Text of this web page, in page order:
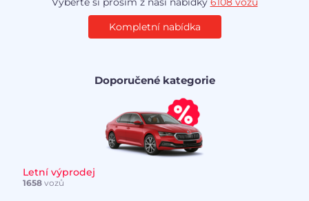
Kompletní nabídka
Doporučené kategorie
Letní výprodej
1658vozů